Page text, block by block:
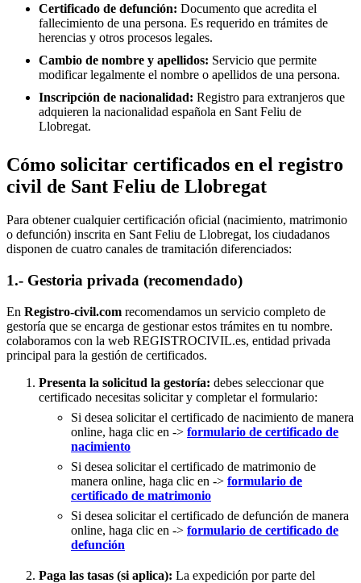
Certificado de defunción: Documento que acredita el
fallecimiento de una persona. Es requerido en trámites de
herencias y otros procesos legales.
Cambio de nombre y apellidos: Servicio que permite
modificar legalmente el nombre o apellidos de una persona.
Inscripción de nacionalidad: Registro para extranjeros que
adquieren la nacionalidad española en Sant Feliu de
Llobregat.
Cómo solicitar certificados en el registro
civil de Sant Feliu de Llobregat
Para obtener cualquier certificación oficial (nacimiento, matrimonio
o defunción) inscrita en Sant Feliu de Llobregat, los ciudadanos
disponen de cuatro canales de tramitación diferenciados:
1.- Gestoria privada (recomendado)
En Registro-civil.com recomendamos un servicio completo de
gestoría que se encarga de gestionar estos trámites en tu nombre.
colaboramos con la web REGISTROCIVIL.es, entidad privada
principal para la gestión de certificados.
Presenta la solicitud la gestoría: debes seleccionar que
certificado necesitas solicitar y completar el formulario:
Si desea solicitar el certificado de nacimiento de manera
online, haga clic en -> formulario de certificado de
nacimiento
Si desea solicitar el certificado de matrimonio de
manera online, haga clic en -> formulario de
certificado de matrimonio
Si desea solicitar el certificado de defunción de manera
online, haga clic en -> formulario de certificado de
defunción
Paga las tasas (si aplica): La expedición por parte del